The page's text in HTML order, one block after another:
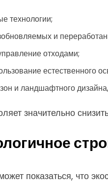
технологии;
и
отходами;
естественного
и ландшафтного
значительно
показаться, что